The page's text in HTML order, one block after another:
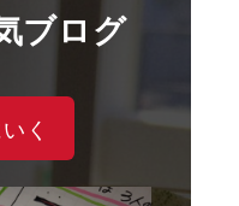
ブログ
く